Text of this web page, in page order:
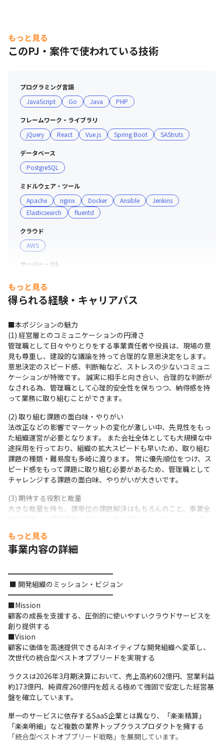
もっと見る
このPJ・案件で使われている技術
プログラミング言語
JavaScript
Go Java PHP
フレームワーク・ライブラリ
jQuery
React Vue.js Spring Boot SAStruts
データベース
PostgreSQL
ミドルウェア・ツール
Apache
nginx Docker Ansible
Jenkins
Elasticsearch
fluentd
クラウド
AWS
サーバー・OS
プロジェクト管理
その他
Selenium
支給PC
現場で選択可能（Windows/Mac）
もっと見る
得られる経験・キャリアパス
■本ポジションの魅力
(1) 経営層とのコミュニケーションの円滑さ
管理職として日々やりとりをする事業責任者や役員は、現場の意
見も尊重し、建設的な議論を持って合理的な意思決定をします。
意思決定のスピード感、判断軸など、ストレスの少ないコミュニ
ケーションが特徴です。 誠実に相手と向き合い、合理的な判断が
なされる為、管理職として心理的安全性を保ちつつ、納得感を持
って業務に取り組むことができます。
(2) 取り組む課題の面白味・やりがい
法改正などの影響でマーケットの変化が激しい中、先見性をもっ
た組織運営が必要となります。 また会社全体としても大規模な中
途採用を行っており、組織の拡大スピードも早いため、取り組む
課題の種類・難易度も多岐に渡ります。 常に優先順位をつけ、ス
ピード感をもって課題に取り組む必要があるため、管理職として
チャレンジする課題の面白味、やりがいが大きいです。
(3) 期待する役割と裁量
大きな裁量を持ち、課単位の課題解決はもちろんのこと、事業全
ーマネジメント、そして時には自らが顧客解像度を上げるアクシ
ョンを実施し、組織成果の最大化に繋げていただきたいと考えて
定量的な戦略ゴール・定性的な状態目標などからご自身でストー
リー設計をしていただき、 メンバーと共に成果に繋げることで着
実にキャリアを積むことができる点も魅力の一つです。 組織拡大
に伴い、管理職として更なるキャリアアップを目指しやすい環境
がここにあります。
もっと見る
事業内容の詳細
━━━━━━━━━━━━━━━
━━━━━━━━━━━━━━━
■Mission
顧客の成長を支援する、圧倒的に使いやすいクラウドサービスを
創り提供する
■Vision
顧客に価値を高速提供できるAIネイティブな開発組織へ変革し、
次世代の統合型ベストオブブリードを実現する
ラクスは2026年3月期決算において、売上高約602億円、営業利益
約173億円、純資産260億円を超える極めて強固で安定した経営基
盤を確立しています。
単一のサービスに依存するSaaS企業とは異なり、「楽楽精算」
「楽楽明細」など複数の業界トップクラスプロダクトを擁する
「統合型ベストオブブリード戦略」を展開しています。